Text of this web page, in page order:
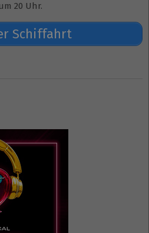
20 Uhr.
Schiffahrt